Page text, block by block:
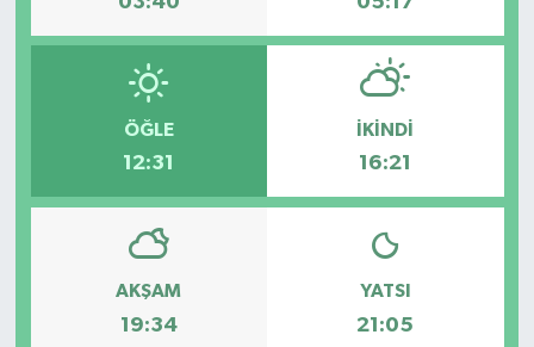
ÖĞLE
12:31
İKINDI
16:21
AKŞAM
19:34
YATSI
21:05